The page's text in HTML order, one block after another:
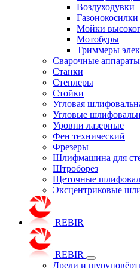
Воздуходувки
Мойки
Мотобуры
Триммеры
Сварочные
Станки
Степлеры
Стойки
Угловая
Угловые
Уровни лазерные
Фен технический
Фрезеры
Шлифмашина для
Штроборез
Щеточные
Эксцентриковые
REBIR
REBIR
Дрели и